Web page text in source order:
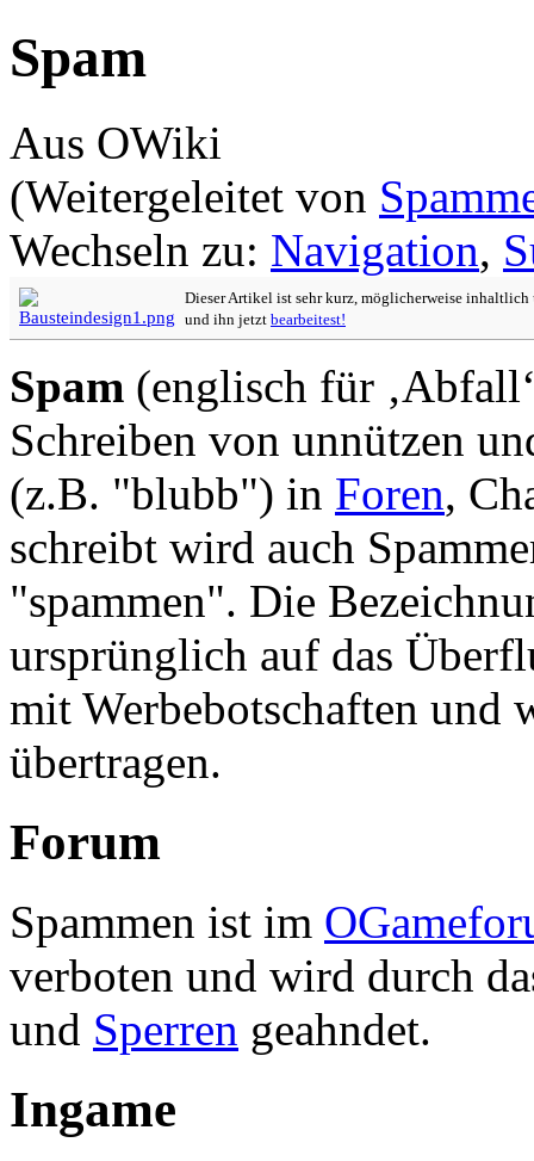
Spam
Aus OWiki
(Weitergeleitet von
Wechseln zu: Navigation,
Dieser Artikel ist sehr kurz, möglicherweise
und ihn jetzt bearbeitest!
Spam (englisch für
Schreiben von unnützen
(z.B. "blubb") in Foren,
schreibt wird auch
"spammen". Die
ursprünglich auf das
mit Werbebotschaften und
übertragen.
Forum
Spammen ist im
verboten und wird durch
und Sperren geahndet.
Ingame